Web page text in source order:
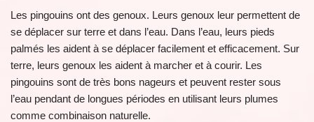
Les pingouins ont des genoux. Leurs genoux leur permettent de
se déplacer sur terre et dans l’eau. Dans l’eau, leurs pieds
palmés les aident à se déplacer facilement et efficacement. Sur
terre, leurs genoux les aident à marcher et à courir. Les
pingouins sont de très bons nageurs et peuvent rester sous
l’eau pendant de longues périodes en utilisant leurs plumes
comme combinaison naturelle.